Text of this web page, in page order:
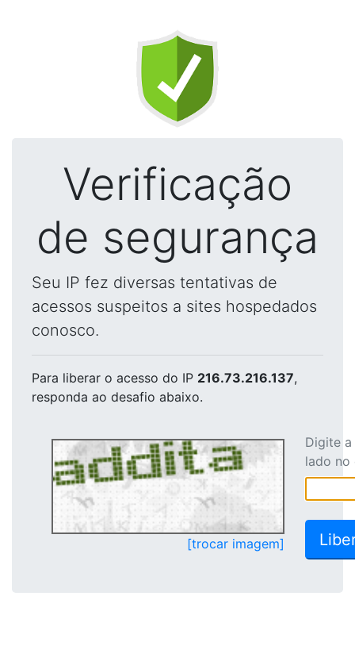
Verificação
de segurança
Seu IP fez diversas tentativas de
acessos suspeitos a sites hospedados
conosco.
Para liberar o acesso do IP 216.73.216.137,
responda ao desafio abaixo.
[trocar imagem]
Digite
lado no